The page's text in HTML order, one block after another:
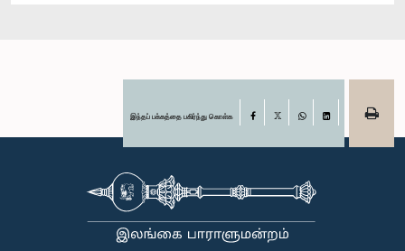
இந்தப் பக்கத்தை பகிர்ந்து கொள்க Facebook